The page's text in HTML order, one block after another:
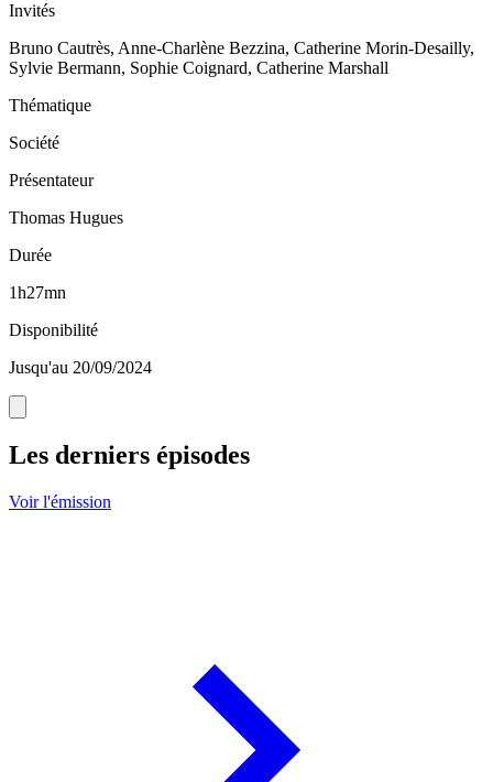
Invités
Bruno Cautrès, Anne-Charlène Bezzina, Catherine Morin-Desailly,
Sylvie Bermann, Sophie Coignard, Catherine Marshall
Thématique
Société
Présentateur
Thomas Hugues
Durée
1h27mn
Disponibilité
Jusqu'au 20/09/2024
Les derniers épisodes
Voir l'émission